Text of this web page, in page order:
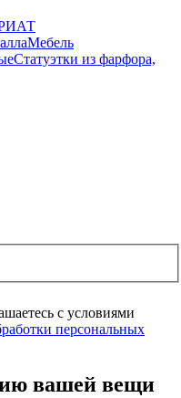
Мебель
Статуэтки из фарфора,
с условиями
персональных
вашей вещи